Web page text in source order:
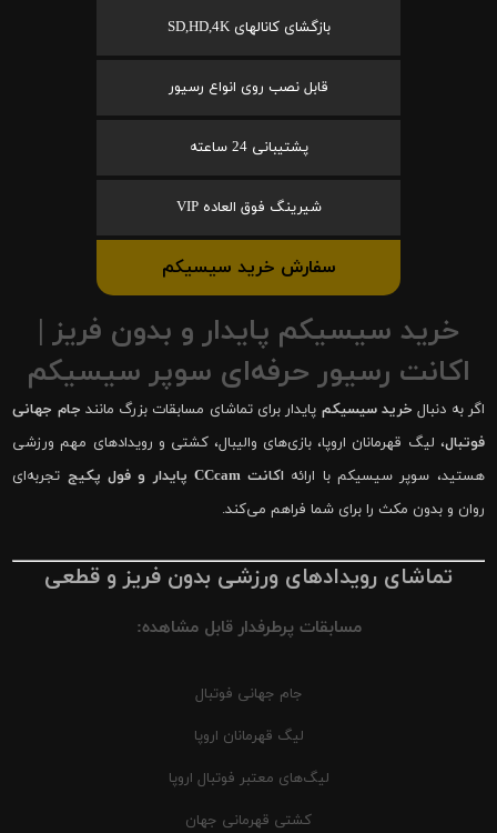
بازگشای کانالهای SD,HD,4K
قابل نصب روی انواع رسیور
پشتیبانی 24 ساعته
شیرینگ فوق العاده VIP
سفارش خرید سیسیکم
خرید سیسیکم پایدار و بدون فریز |
اکانت رسیور حرفه‌ای سوپر سیسیکم
اگر به دنبال خرید سیسیکم پایدار برای تماشای مسابقات بزرگ مانند جام جهانی
فوتبال، لیگ قهرمانان اروپا، بازی‌های والیبال، کشتی و رویدادهای مهم ورزشی
هستید، سوپر سیسیکم با ارائه اکانت CCcam پایدار و فول پکیج
تجربه‌ای
روان و بدون مکث را برای شما فراهم می‌کند.
تماشای رویدادهای ورزشی بدون فریز و قطعی
مسابقات پرطرفدار قابل مشاهده:
جام جهانی فوتبال
لیگ قهرمانان اروپا
لیگ‌های معتبر فوتبال اروپا
کشتی قهرمانی جهان